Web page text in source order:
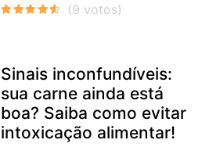
Sinais inconfundíveis:
sua carne ainda está
boa? Saiba como evitar
intoxicação alimentar!